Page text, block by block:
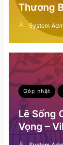
Thương
System
Góp nhặt
Lẽ Sống
Vọng –